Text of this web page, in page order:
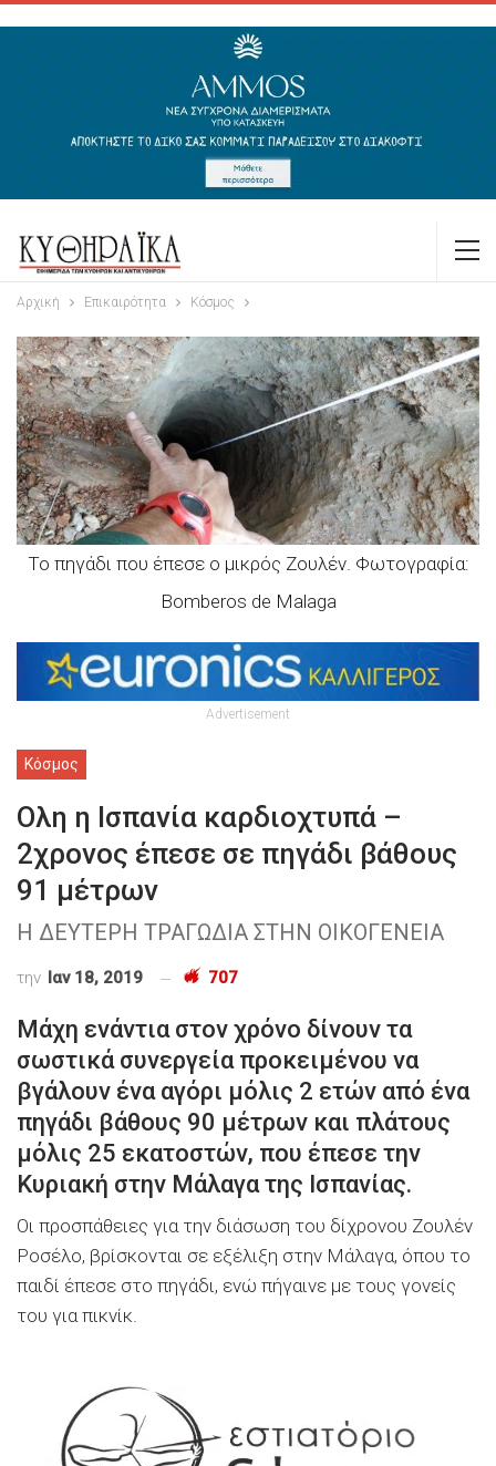
Αρχική Επικαιρότητα Κόσμος
Το πηγάδι που έπεσε ο μικρός Ζουλέν. Φωτογραφία:
Bomberos de Malaga
Advertisement
Κόσμος
Ολη η Ισπανία καρδιοχτυπά –
2χρονος έπεσε σε πηγάδι βάθους
91 μέτρων
Η ΔΕΥΤΕΡΗ ΤΡΑΓΩΔΙΑ ΣΤΗΝ ΟΙΚΟΓΕΝΕΙΑ
την Ιαν 18, 2019 707
Μάχη ενάντια στον χρόνο δίνουν τα
σωστικά συνεργεία προκειμένου να
βγάλουν ένα αγόρι μόλις 2 ετών από ένα
πηγάδι βάθους 90 μέτρων και πλάτους
μόλις 25 εκατοστών, που έπεσε την
Κυριακή στην Μάλαγα της Ισπανίας.
Οι προσπάθειες για την διάσωση του δίχρονου Ζουλέν
Ροσέλο, βρίσκονται σε εξέλιξη στην Μάλαγα, όπου το
παιδί έπεσε στο πηγάδι, ενώ πήγαινε με τους γονείς
του για πικνίκ.